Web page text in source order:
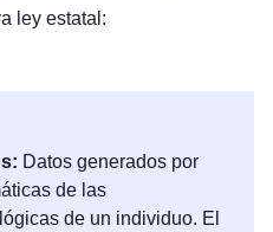
ley estatal:
Datos generados por
de las
de un individuo. El